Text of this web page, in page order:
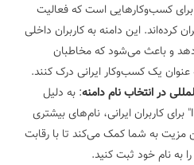
کسب‌وکارهایی است که فعالیت
کرده‌اند. این دامنه به کاربران داخلی
و باعث می‌شود که مخاطبان
عنوان یک کسب‌وکار ایرانی درک کنند.
در انتخاب نام دامنه: به دلیل
محدودیت ثبت دامنه ".IR" برای کاربران ایرانی، نام‌های بیشتری
مزیت به شما کمک می‌کند تا با رقابت
به نام خود ثبت کنید.